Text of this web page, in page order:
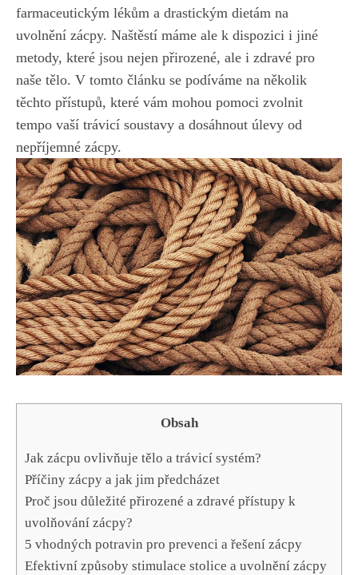
farmaceutickým lékům a drastickým dietám na
uvolnění zácpy. Naštěstí máme ale k dispozici i jiné
metody, které jsou nejen přirozené, ale i zdravé pro
naše tělo. V tomto článku se podíváme na několik
těchto přístupů, které vám mohou pomoci zvolnit
tempo vaší trávicí soustavy a dosáhnout úlevy od
nepříjemné zácpy.
Obsah
Jak zácpu ovlivňuje tělo a trávicí systém?
Příčiny zácpy a jak jim předcházet
Proč jsou důležité přirozené a zdravé přístupy k
uvolňování zácpy?
5 vhodných potravin pro prevenci a řešení zácpy
Efektivní způsoby stimulace stolice a uvolnění zácpy